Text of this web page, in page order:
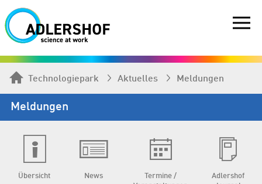
Technologiepark Aktuelles Meldungen
Meldungen
Übersicht News
Termine /
Adlershof